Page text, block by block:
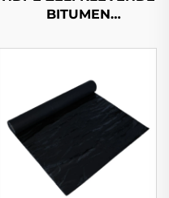
BITUMEN
MEMBRAAN